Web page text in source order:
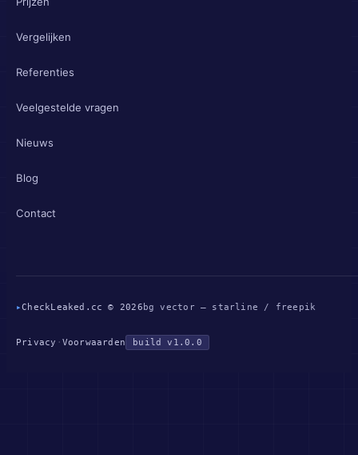
Vergelijken
Referenties
Veelgestelde vragen
Nieuws
Blog
Contact
▸CheckLeaked.cc © 2026 bg vector — starline / freepik
Privacy · Voorwaarden build v1.0.0